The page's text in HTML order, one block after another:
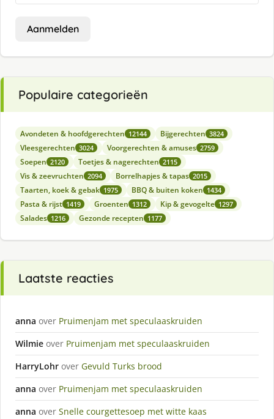
Aanmelden
Populaire categorieën
Avondeten & hoofdgerechten 12144 Bijgerechten 3824
Vleesgerechten 3024 Voorgerechten & amuses 2759
Soepen 2120 Toetjes & nagerechten 2115
Vis & zeevruchten 2094 Borrelhapjes & tapas 2015
Taarten, koek & gebak 1975 BBQ & buiten koken 1434
Pasta & rijst 1419 Groenten 1312 Kip & gevogelte 1297
Salades 1216 Gezonde recepten 1177
Laatste reacties
anna over Pruimenjam met speculaaskruiden
Wilmie over Pruimenjam met speculaaskruiden
HarryLohr over Gevuld Turks brood
anna over Pruimenjam met speculaaskruiden
anna over Snelle courgettesoep met witte kaas